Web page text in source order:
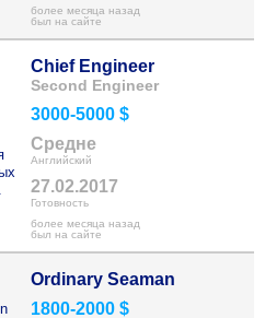
более месяца назад
был на сайте
Chief Engineer
Second Engineer
3000-5000 $
Средне
Английский
27.02.2017
Готовность
более месяца назад
был на сайте
Ordinary Seaman
1800-2000 $